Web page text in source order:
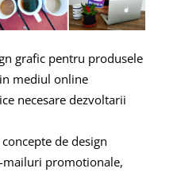
grafic pentru produsele
mediul online
necesare dezvoltarii
de design
mailuri promotionale,